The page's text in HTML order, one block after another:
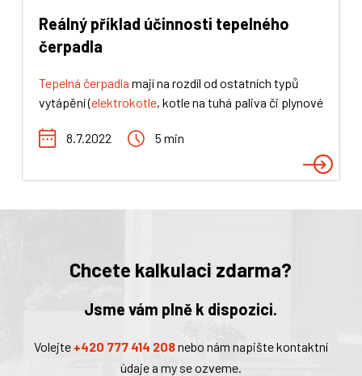
Reálný příklad účinnosti tepelného
čerpadla
Tepelná čerpadla mají na rozdíl od ostatních typů
vytápění (elektrokotle, kotle na tuhá paliva či plynové
nebo chcete-li kompresory, nevyrábí samy veškeré
okolního vzduchu, země, případně vody. Z toho
8.7.2022 5 min
Chcete kalkulaci zdarma?
Jsme vám plně k dispozici.
Volejte +420 777 414 208nebo nám napište kontaktní
údaje a my se ozveme.